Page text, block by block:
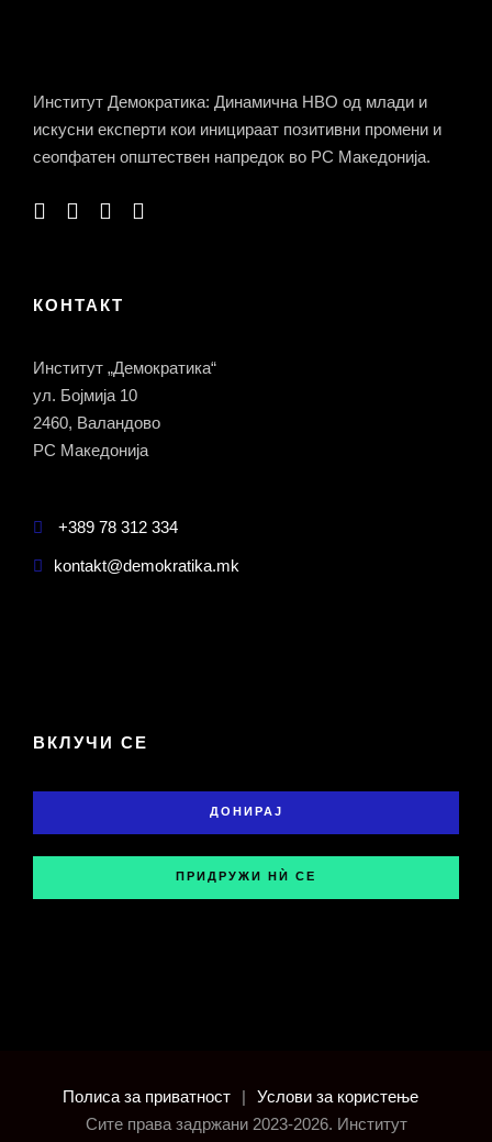
Институт Демократика: Динамична НВО од млади и
искусни експерти кои иницираат позитивни промени и
сеопфатен општествен напредок во РС Македонија.
КОНТАКТ
Институт „Демократика“
ул. Бојмија 10
2460, Валандово
РС Македонија
+389 78 312 334
kontakt@demokratika.mk
ВКЛУЧИ СЕ
ДОНИРАЈ
ПРИДРУЖИ НЍ СЕ
Полиса за приватност |
Услови за користење
Сите права задржани 2023-2026. Институт